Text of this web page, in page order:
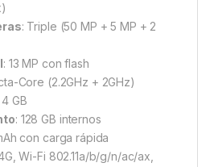
: Triple (50 MP + 5 MP + 2
: 13 MP con flash
Core (2.2GHz + 2GHz)
4 GB
: 128 GB internos
con carga rápida
Wi-Fi 802.11a/b/g/n/ac/ax,